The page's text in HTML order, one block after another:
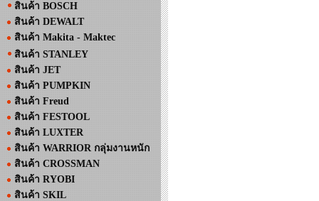
สินค้า BOSCH
สินค้า DEWALT
สินค้า Makita - Maktec
สินค้า STANLEY
สินค้า JET
สินค้า PUMPKIN
สินค้า Freud
สินค้า FESTOOL
สินค้า LUXTER
สินค้า WARRIOR กลุ่มงานหนัก
สินค้า CROSSMAN
สินค้า RYOBI
สินค้า SKIL